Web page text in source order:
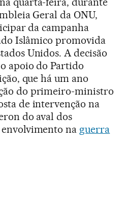
Geral da ONU,
da campanha
Islâmico promovida
Unidos. A decisão
apoio do Partido
que há um ano
do primeiro-ministro
de intervenção na
do aval dos
na guerra